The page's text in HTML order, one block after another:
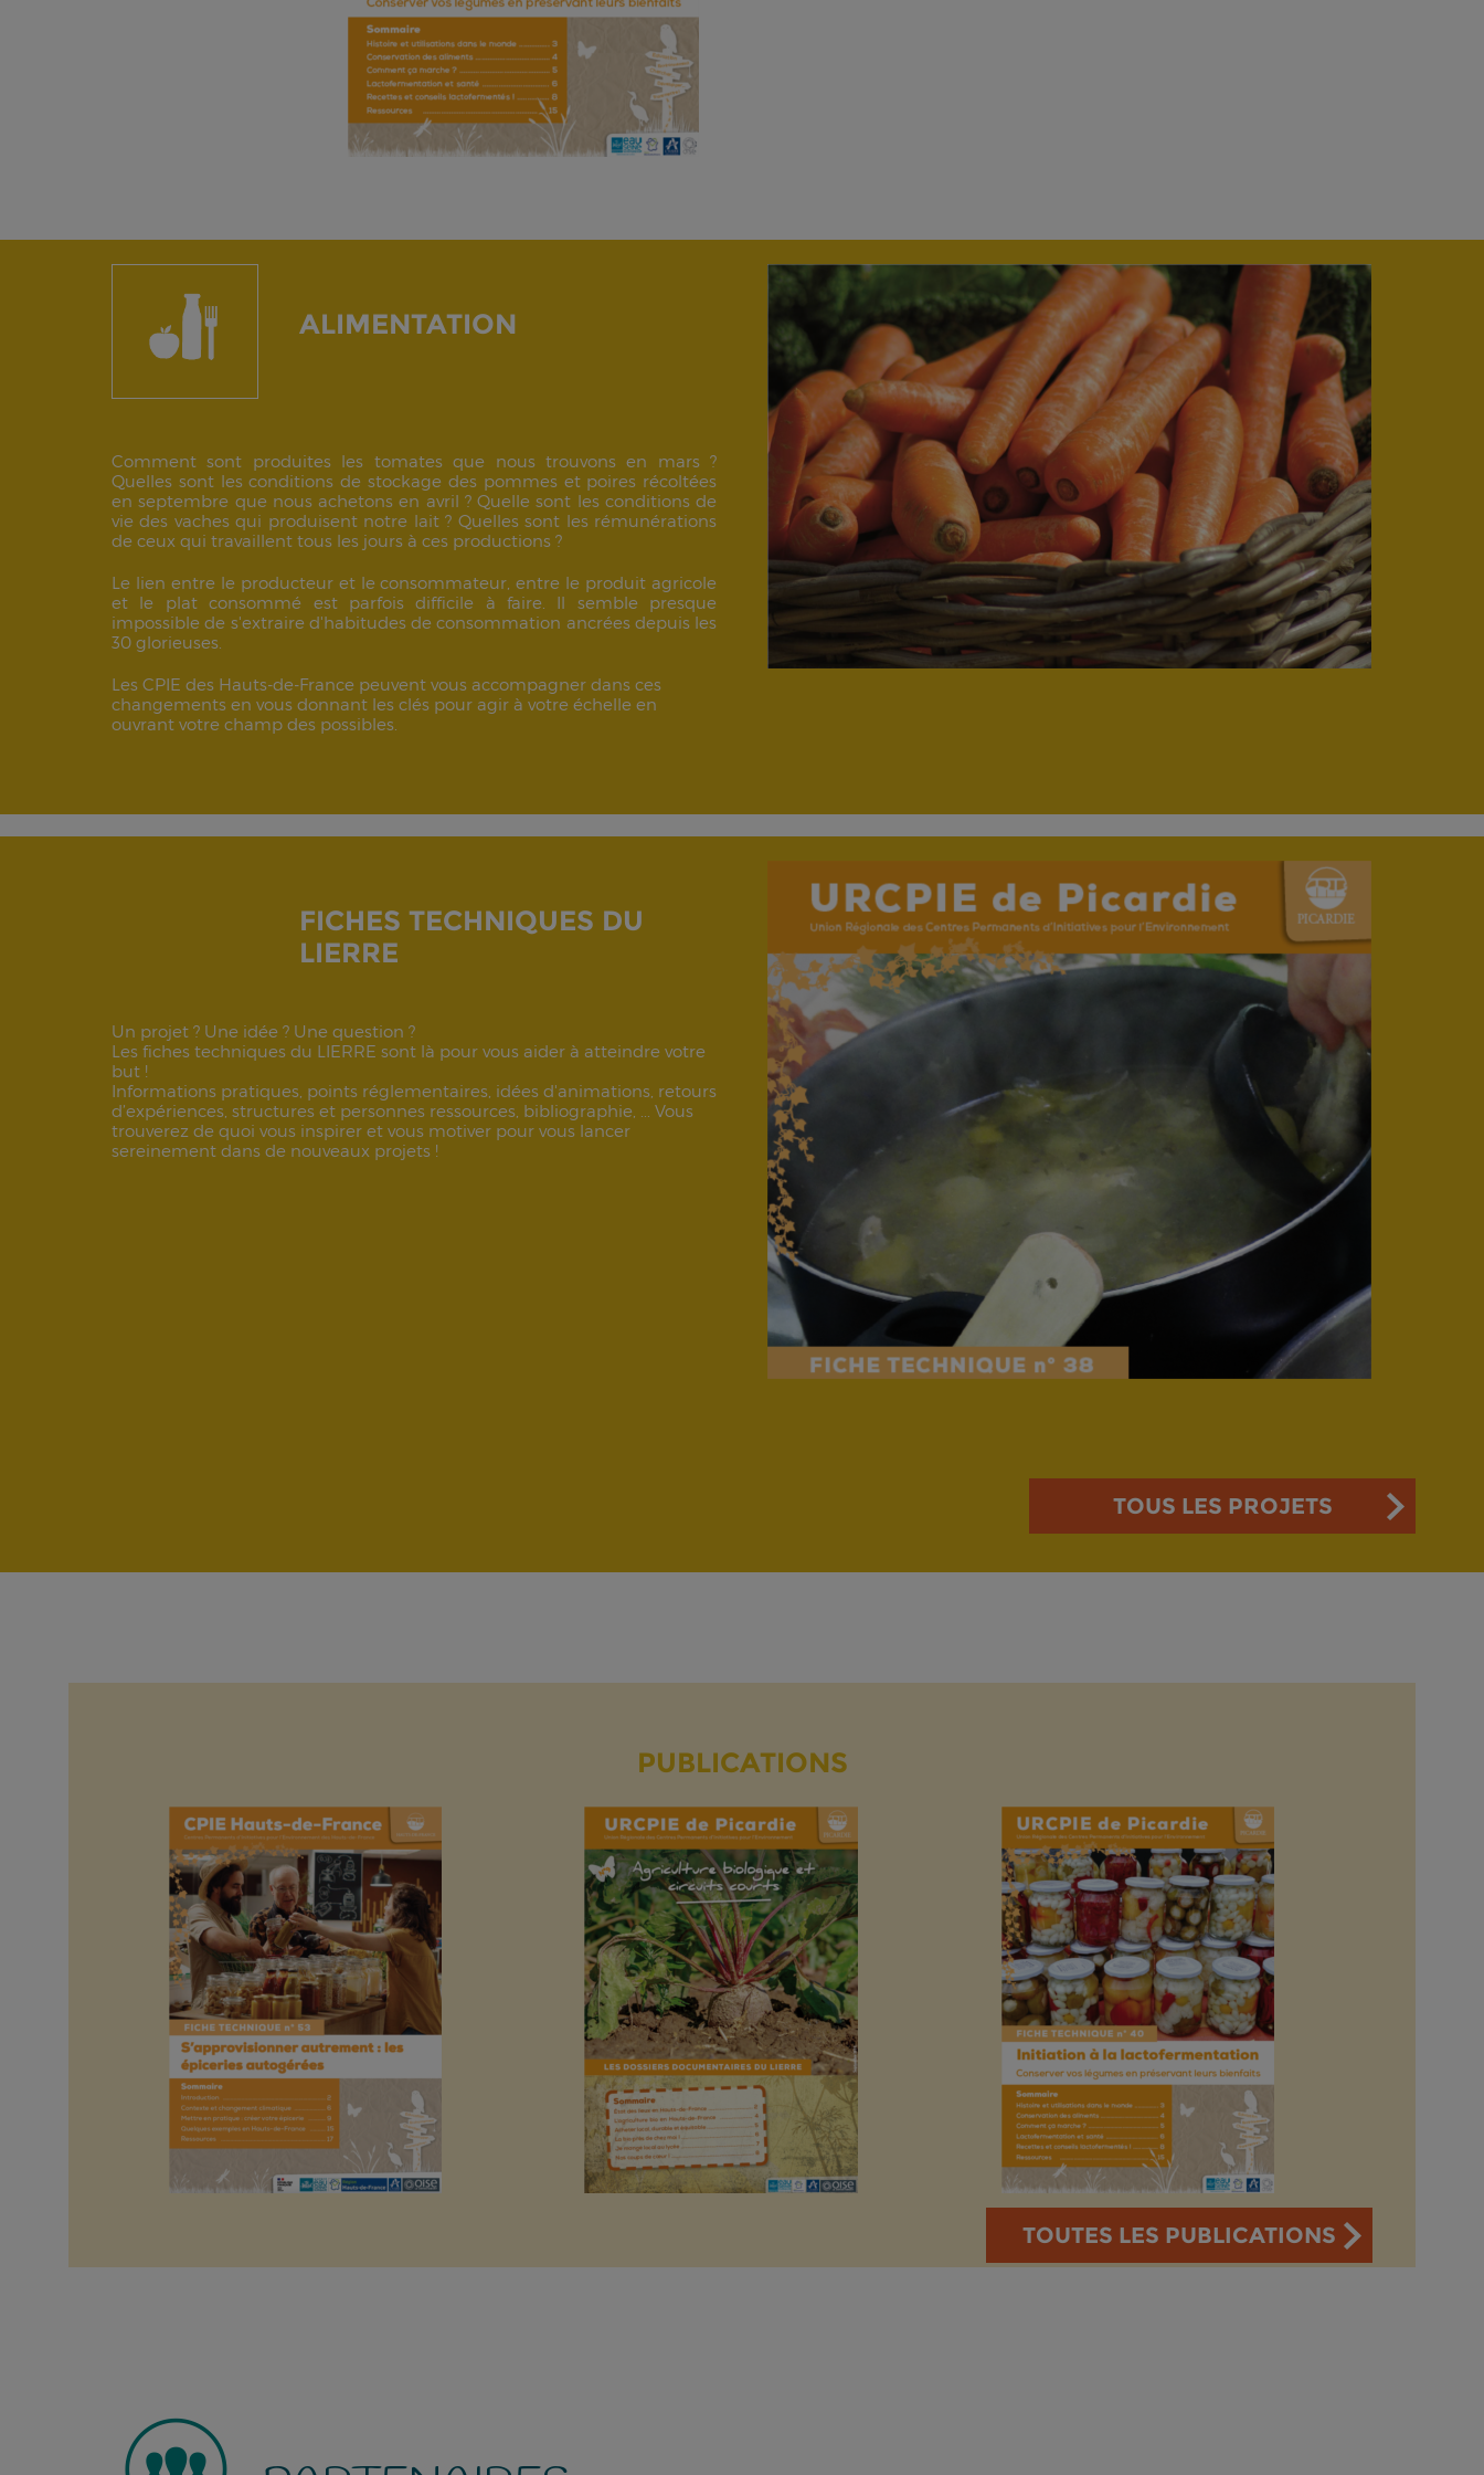
ALIMENTATION
Comment sont produites les tomates que nous trouvons en mars ?
Quelles sont les conditions de stockage des pommes et poires récoltées
en septembre que nous achetons en avril ? Quelle sont les conditions de
vie des vaches qui produisent notre lait ? Quelles sont les rémunérations
de ceux qui travaillent tous les jours à ces productions ?
Le lien entre le producteur et le consommateur, entre le produit agricole
et le plat consommé est parfois difficile à faire. Il semble presque
impossible de s'extraire d'habitudes de consommation ancrées depuis les
30 glorieuses.
Les CPIE des Hauts-de-France peuvent vous accompagner dans ces
changements en vous donnant les clés pour agir à votre échelle en
ouvrant votre champ des possibles.
FICHES TECHNIQUES DU
LIERRE
Un projet ? Une idée ? Une question ?
Les fiches techniques du LIERRE sont là pour vous aider à atteindre votre
but !
Informations pratiques, points réglementaires, idées d'animations, retours
d’expériences, structures et personnes ressources, bibliographie, ... Vous
trouverez de quoi vous inspirer et vous motiver pour vous lancer
sereinement dans de nouveaux projets !
TOUS LES PROJETS
PUBLICATIONS
TOUTES LES PUBLICATIONS